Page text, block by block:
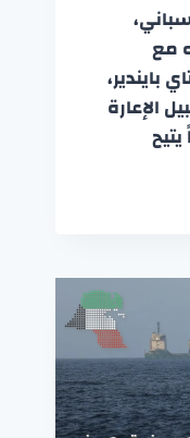
مع
بايندير،
الإعارة